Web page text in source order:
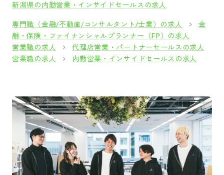
新潟県の内勤営業・インサイドセールスの求人
専門職（金融/不動産/コンサルタント/士業）の求人
金
融・保険・ファイナンシャルプランナー（FP）の求人
営業職の求人
代理店営業・パートナーセールスの求人
営業職の求人
内勤営業・インサイドセールスの求人